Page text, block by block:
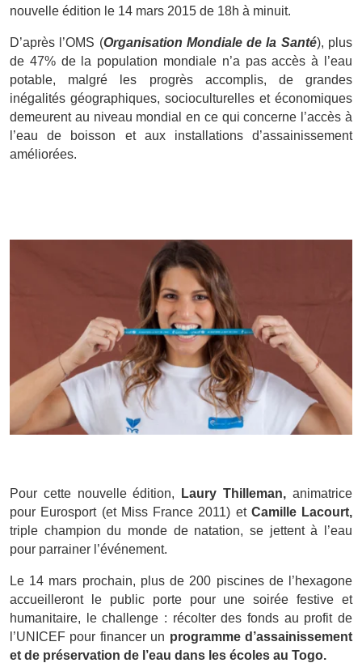
nouvelle édition le 14 mars 2015 de 18h à minuit.
D’après l’OMS (Organisation Mondiale de la Santé), plus
de 47% de la population mondiale n’a pas accès à l’eau
potable, malgré les progrès accomplis, de grandes
inégalités géographiques, socioculturelles et économiques
demeurent au niveau mondial en ce qui concerne l’accès à
l’eau de boisson et aux installations d’assainissement
améliorées.
Pour cette nouvelle édition, Laury Thilleman,animatrice
pour Eurosport (et Miss France 2011) et Camille Lacourt,
triple champion du monde de natation, se jettent à l’eau
pour parrainer l’événement.
Le 14 mars prochain, plus de 200 piscines de l’hexagone
accueilleront le public porte pour une soirée festive et
humanitaire, le challenge : récolter des fonds au profit de
l’UNICEF pour financer un programme d’assainissement
et de préservation de l’eau dans les écoles au Togo.